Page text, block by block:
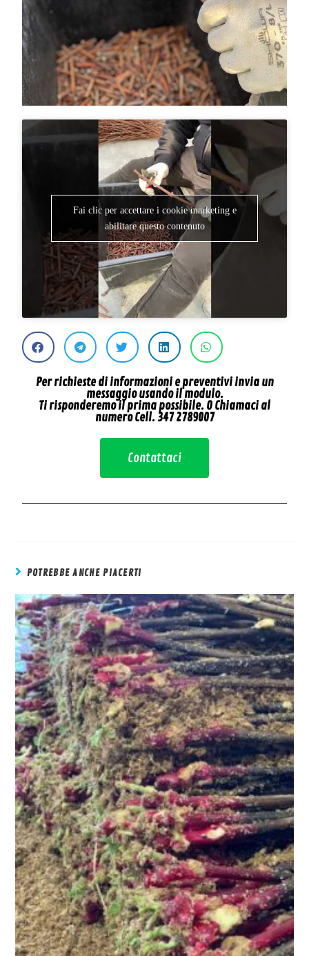
Fai clic per accettare i cookie marketing e
abilitare questo contenuto
Per richieste di informazioni e preventivi invia un
messaggio usando il modulo.
Ti risponderemo il prima possibile. O Chiamaci al
numero Cell. 347 2789007
Contattaci
POTREBBE ANCHE PIACERTI